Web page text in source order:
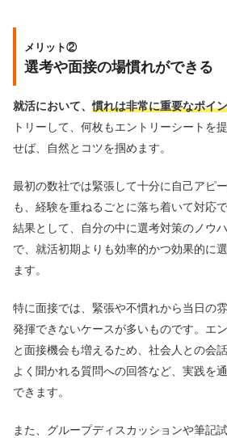
メリット②
選考や面接の場慣れができる
就活において、慣れは非常に重要なポイ
トリーして、何枚もエントリーシートを
せば、自然とコツを掴めます。
最初の数社では緊張して十分に自己アピ
も、経験を重ねるごとに落ち着いて対応
結果として、自分の中に選考対策のノウ
で、就活初期よりも効率的かつ効果的に
ます。
特に面接では、緊張や不慣れから当日の
発揮できないケースが多いものです。エ
と面接機会も増えるため、社会人との会
よく聞かれる質問への回答など、実践を
できます。
また、グループディスカッションや筆記